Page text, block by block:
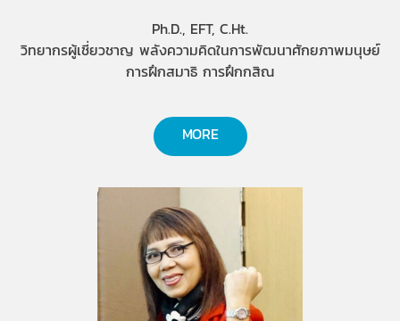
Ph.D., EFT, C.Ht.
วิทยากรผู้เชี่ยวชาญ พลังความคิดในการพัฒนาศักยภาพมนุษย์
การฝึกสมาธิ การฝึกกสิณ
MORE